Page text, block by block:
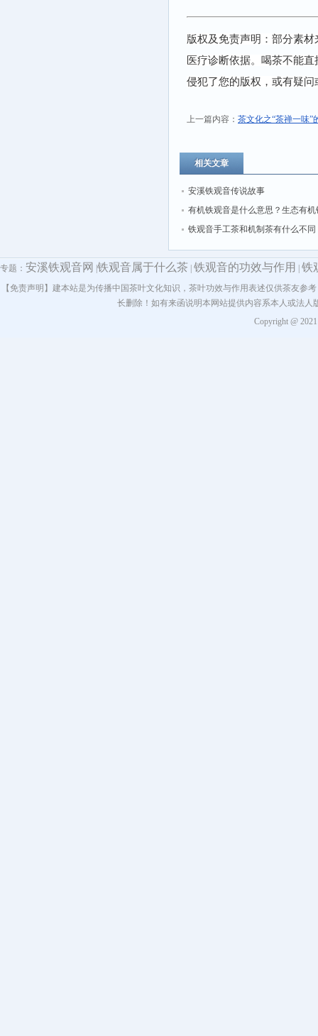
版权及免责声明：部分素
医疗诊断依据。喝茶不能
侵犯了您的版权，或有疑
上一篇内容： 茶文化之“茶禅一味”
相关文章
安溪铁观音传说故事
有机铁观音是什么意思？生态有机
的功效和作用
铁观音手工茶和机制茶有什么不同
专题： 安溪铁观音网 铁观音属于什么茶 铁观音的功效与作用 铁
【免责声明】建本站是为传播中国茶叶文化知识，茶叶功效与作用表述仅供茶友
长删除！如有来函说明本网站提供内容系本人或法
Copyright @